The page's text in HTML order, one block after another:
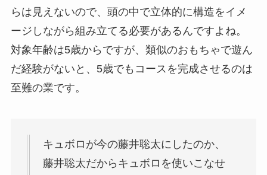
らは見えないので、頭の中で立体的に構造をイメ
ージしながら組み立てる必要があるんですよね。
対象年齢は5歳からですが、類似のおもちゃで遊ん
だ経験がないと、5歳でもコースを完成させるのは
至難の業です。
キュボロが今の藤井聡太にしたのか、
藤井聡太だからキュボロを使いこなせ